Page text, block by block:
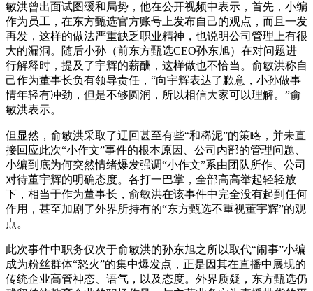
敏洪曾出面试图缓和局势，他在公开视频中表示，首先，小编
作为员工，在东方甄选官方账号上发布自己的观点，而且一发
再发，这样的做法严重缺乏职业精神，也说明公司管理上有很
大的漏洞。随后小孙（前东方甄选CEO孙东旭）在对问题进
行解释时，提及了宇辉的薪酬，这样做也不恰当。俞敏洪称自
己作为董事长负有领导责任，“向宇辉表达了歉意，小孙做事
情年轻有冲劲，但是不够圆润，所以相信大家可以理解。”俞
敏洪表示。
但显然，俞敏洪采取了迂回甚至有些“和稀泥”的策略，并未直
接回应此次“小作文”事件的根本原因、公司内部的管理问题、
小编到底为何突然情绪爆发强调“小作文”系由团队所作、公司
对待董宇辉的明确态度。各打一巴掌，全部高高举起轻轻放
下，相当于作为董事长，俞敏洪在该事件中完全没有起到任何
作用，甚至加剧了外界所持有的“东方甄选不重视董宇辉”的观
点。
此次事件中职务仅次于俞敏洪的孙东旭之所以取代“闹事”小编
成为粉丝群体“怒火”的集中爆发点，正是因其在直播中展现的
传统企业高管神态、语气，以及态度。外界质疑，东方甄选仍